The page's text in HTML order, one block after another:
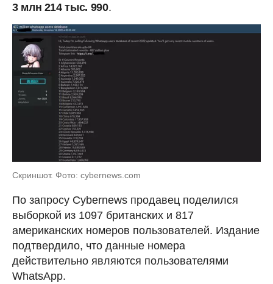
3 млн 214 тыс. 990.
Скриншот. Фото: cybernews.com
По запросу Cybernews продавец поделился
выборкой из 1097 британских и 817
американских номеров пользователей. Издание
подтвердило, что данные номера
действительно являются пользователями
WhatsApp.